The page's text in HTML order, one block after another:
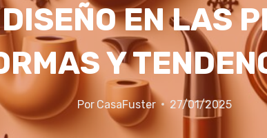
EN LAS
Y
Por CasaFuster 27/01/2025